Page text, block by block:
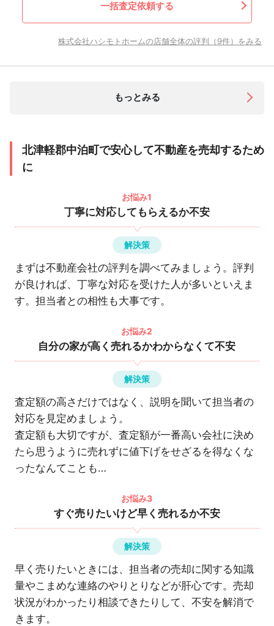
一括査定依頼する
株式会社ハシモトホームの店舗全体の評判（9件）をみる
もっとみる
北津軽郡中泊町で安心して不動産を売却するため
に
お悩み1
丁寧に対応してもらえるか不安
解決策
まずは不動産会社の評判を調べてみましょう。評判
が良ければ、丁寧な対応を受けた人が多いといえま
す。担当者との相性も大事です。
お悩み2
自分の家が高く売れるかわからなくて不安
解決策
査定額の高さだけではなく、説明を聞いて担当者の
対応を見定めましょう。
査定額も大切ですが、査定額が一番高い会社に決め
たら思うように売れずに値下げをせざるを得なくな
ったなんてことも…
お悩み3
すぐ売りたいけど早く売れるか不安
解決策
早く売りたいときには、担当者の売却に関する知識
量やこまめな連絡のやりとりなどが肝心です。売却
状況がわかったり相談できたりして、不安を解消で
きます。